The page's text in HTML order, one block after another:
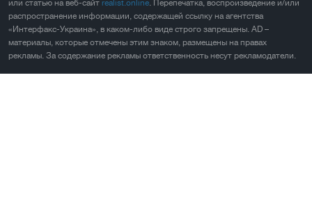
или статью на веб-сайт realist.online. Перепечатка, воспроизведение и/или
распространение информации, содержащей ссылку на агентства
«Интерфакс-Украина», в каком-либо виде строго запрещены. AD –
материалы, которые отмечены этим знаком, размещены на правах
рекламы. За содержание рекламы ответственность несут рекламодатели.